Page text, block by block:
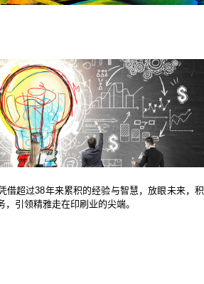
借超过38年来累积的经验与智慧，放眼未来，积
引领精雅走在印刷业的尖端。